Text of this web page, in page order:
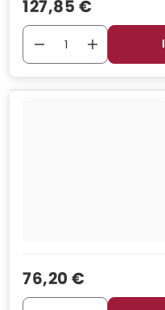
Verkaufspreis
127,85 €
Verkaufspreis
76,20 €